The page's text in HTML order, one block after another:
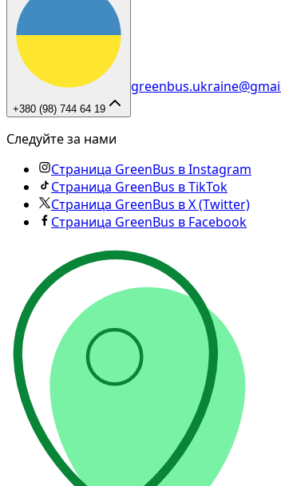
+380 (98) 744 64 19
Следуйте за нами
Страница GreenBus в Instagram
Страница GreenBus в TikTok
Страница GreenBus в X (Twitter)
Страница GreenBus в Facebook